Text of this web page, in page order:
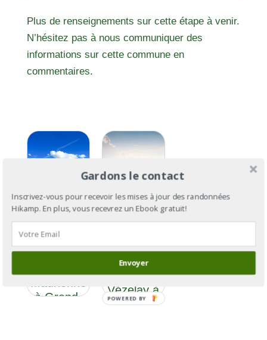
Plus de renseignements sur cette étape à venir.
N’hésitez pas à nous communiquer des
informations sur cette commune en
commentaires.
Le
Chemin
d’Assise
Section 6
: de Saint-
à Grand-
Chemin
d’Assise :
de
Vézelay à
Assise
Gardons le contact
Inscrivez-vous pour recevoir les mises à jour des randonnées
Hikamp. En plus, vous recevrez un Ebook gratuit!
Envoyer
POWERED BY